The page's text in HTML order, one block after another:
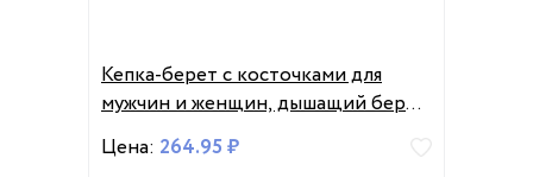
Кепка-берет с косточками для
мужчин и женщин, дышащий берет
с плоским козырьком, в стиле
кэжуал, летняя
Цена: 264.95 ₽